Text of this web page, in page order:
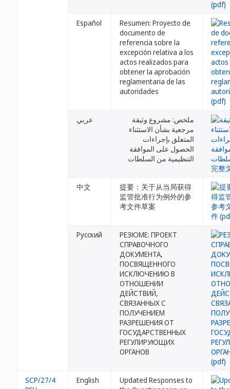
Español
Resumen: Proyecto de
documento de
referencia sobre la
excepción relativa a los
actos realizados para
obtener la aprobación
reglamentaria de las
autoridades
عربي
ملخص: مشروع وثيقة
مرجعية بشأن الاستثناء
المتعلق بإجراءات
الحصول على الموافقة
التنظيمية من السلطات
中文
提要：关于从当局获得
监管批准行为例外的参
考文件草案
Русский
РЕЗЮМЕ: ПРОЕКТ
СПРАВОЧНОГО
ДОКУМЕНТА,
ПОСВЯЩЕННОГО
ИСКЛЮЧЕНИЮ В
ОТНОШЕНИИ
ДЕЙСТВИЙ,
СВЯЗАННЫХ С
ПОЛУЧЕНИЕМ
РАЗРЕШЕНИЯ ОТ
ГОСУДАРСТВЕННЫХ
РЕГУЛИРУЮЩИХ
ОРГАНОВ
SCP/27/4
English
Updated Responses to